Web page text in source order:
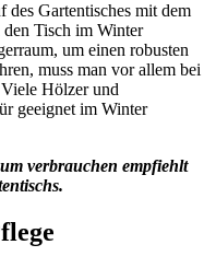
Gartentisches mit dem
den Tisch im Winter
um einen robusten
muss man vor allem bei
Hölzer und
geeignet im Winter
verbrauchen empfiehlt